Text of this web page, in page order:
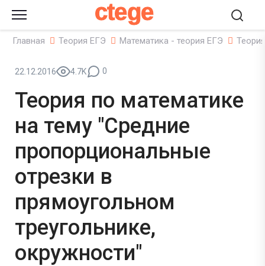
ctege
Главная Теория ЕГЭ Математика - теория ЕГЭ
22.12.2016 4.7K 0
Теория по математике
на тему "Средние
пропорциональные
отрезки в
прямоугольном
треугольнике,
окружности"